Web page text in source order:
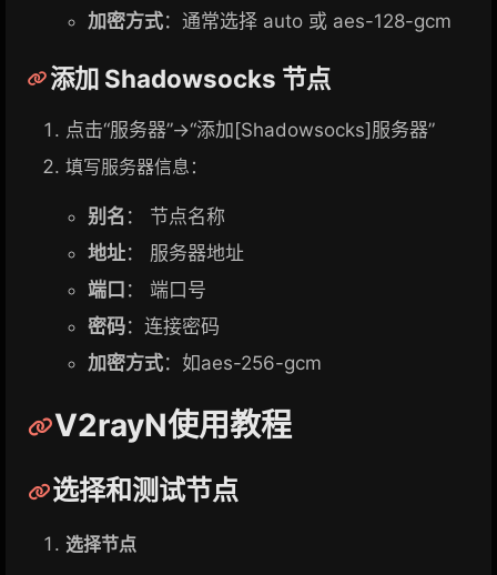
加密方式：通常选择 auto 或 aes-128-gcm
添加 Shadowsocks 节点
点击“服务器”→“添加[Shadowsocks]服务器”
填写服务器信息：
别名 ： 节点名称
地址： 服务器地址
端口 ： 端口号
密码：连接密码
加密方式：如aes-256-gcm
V2rayN使用教程
选择和测试节点
选择节点